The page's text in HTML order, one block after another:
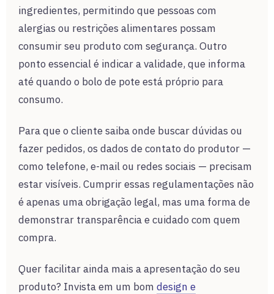
ingredientes, permitindo que pessoas com
alergias ou restrições alimentares possam
consumir seu produto com segurança. Outro
ponto essencial é indicar a validade, que informa
até quando o bolo de pote está próprio para
consumo.
Para que o cliente saiba onde buscar dúvidas ou
fazer pedidos, os dados de contato do produtor —
como telefone, e-mail ou redes sociais — precisam
estar visíveis. Cumprir essas regulamentações não
é apenas uma obrigação legal, mas uma forma de
demonstrar transparência e cuidado com quem
compra.
Quer facilitar ainda mais a apresentação do seu
produto? Invista em um bom design e